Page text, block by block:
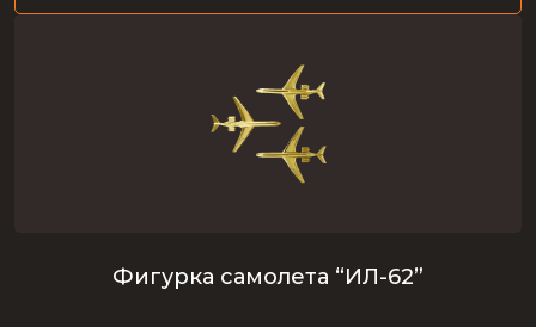
Фигурка самолета “ИЛ-62”